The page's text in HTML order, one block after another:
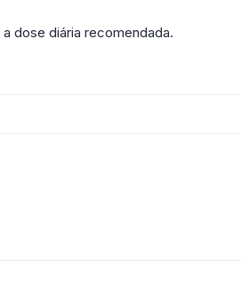
dose diária recomendada.